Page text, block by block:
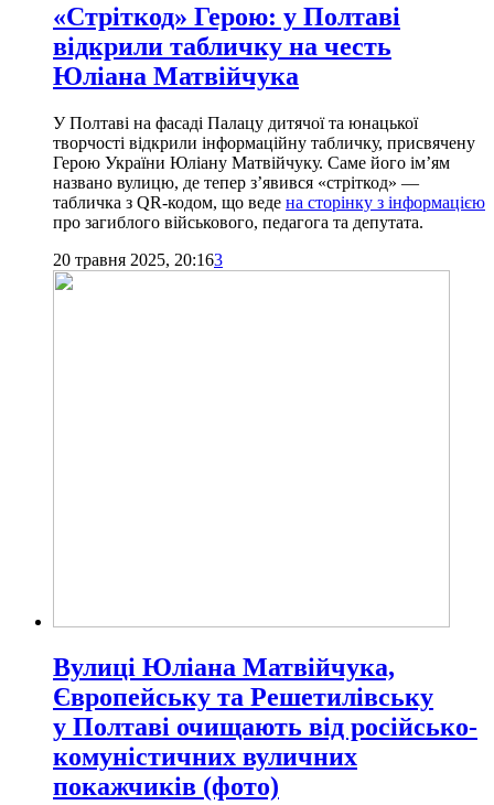
«Стріткод» Герою: у Полтаві
відкрили табличку на честь
Юліана Матвійчука
У Полтаві на фасаді Палацу дитячої та юнацької
творчості відкрили інформаційну табличку, присвячену
Герою України Юліану Матвійчуку. Саме його ім’ям
названо вулицю, де тепер з’явився «стріткод» —
табличка з QR-кодом, що веде на сторінку з інформацією
про загиблого військового, педагога та депутата.
20 травня 2025, 20:163
Вулиці Юліана Матвійчука,
Європейську та Решетилівську
у Полтаві очищають від російсько-
комуністичних вуличних
покажчиків (фото)